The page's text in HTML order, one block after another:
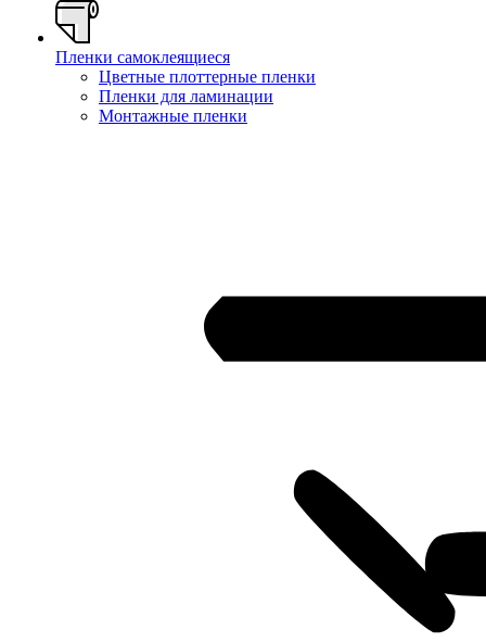
Пленки самоклеящиеся
Цветные плоттерные пленки
Пленки для ламинации
Монтажные пленки